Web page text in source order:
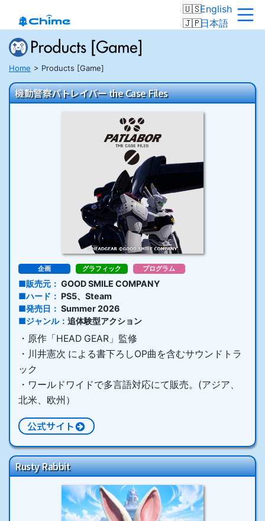
English
日本語
Home Products [Game]
機動警察パトレイバー the Case Files
企画 グラフィック プログラム
販売元
GOOD SMILE COMPANY
ハード
PS5、Steam
発売日
Summer 2026
ジャンル
追体験型アクション
・原作「HEAD GEAR」監修
・川井憲次 による書下ろしOP曲を含むサウンドトラ
ック
・ワールドワイドで多言語対応にて販売。(アジア、
北米、欧州）
公式サイト
Rusty Rabbit